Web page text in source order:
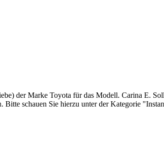
der Marke Toyota für das Modell. Carina E.
Bitte schauen Sie hierzu unter der Kategorie